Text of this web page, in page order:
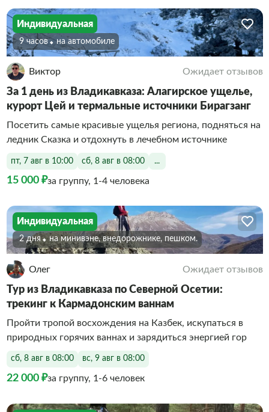
Индивидуальная
9 часов На автомобиле
Виктор Ожидает отзывов
За 1 день из Владикавказа: Алагирское ущелье,
курорт Цей и термальные источники Бирагзанг
Посетить самые красивые ущелья региона, подняться на
ледник Сказка и отдохнуть в лечебном источнике
пт, 7 авг в 10:00 сб, 8 авг в 08:00 ...
15 000 ₽за группу, 1-4 человека
Индивидуальная
2 дня На минивэне, внедорожнике, пешком.
Олег Ожидает отзывов
Тур из Владикавказа по Северной Осетии:
трекинг к Кармадонским ваннам
Пройти тропой восхождения на Казбек, искупаться в
природных горячих ваннах и зарядиться энергией гор
сб, 8 авг в 08:00 вс, 9 авг в 08:00
22 000 ₽за группу, 1-6 человек